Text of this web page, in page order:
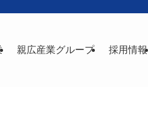
親広産業グループ 採用情報